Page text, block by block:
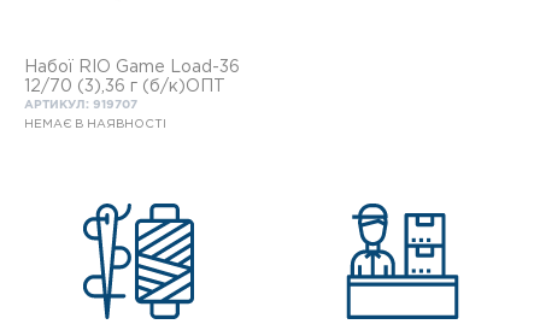
Набої RIO Game Load-36
12/70 (3),36 г (б/к)ОПТ
АРТИКУЛ: 919707
НЕМАЄ В НАЯВНОСТІ